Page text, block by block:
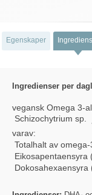
Egenskaper
Ingredienser per
vegansk Omega 3-
Schizochytrium sp.
varav:
Totalhalt av omega-
Eikosapentaensyra
Dokosahexaensyra